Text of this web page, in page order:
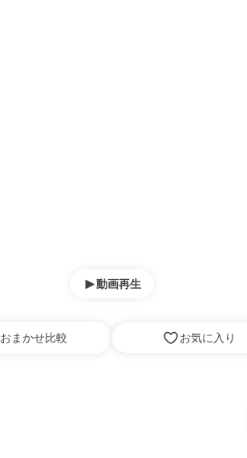
動画再生
おまかせ比較 お気に入り